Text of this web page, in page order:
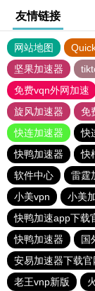
友情链接
网站地图
坚果加速器
免费vqn外网加速
旋风加速器
免
快连加速器
快
快鸭加速器
快
软件中心
雷霆
小美vpn
小美
快鸭加速app下载
快鸭加速器
国
安易加速器下载
老王vnp新版